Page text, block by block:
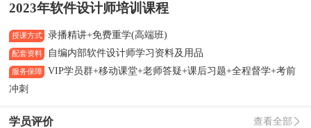
2023年软件设计师培训课程
授课方式 录播精讲+免费重学(高端班)
配套资料 自编内部软件设计师学习资料及用品
服务保障
VIP学员群+移动课堂+老师答疑+课后习题+全程督学+考前
冲刺
学员评价 查看全部